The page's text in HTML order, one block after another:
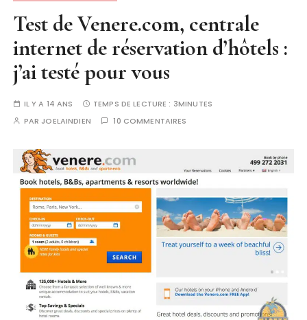
Test de Venere.com, centrale
internet de réservation d’hôtels :
j’ai testé pour vous
IL Y A 14 ANS TEMPS DE LECTURE : 3MINUTES
PAR JOELAINDIEN 10 COMMENTAIRES